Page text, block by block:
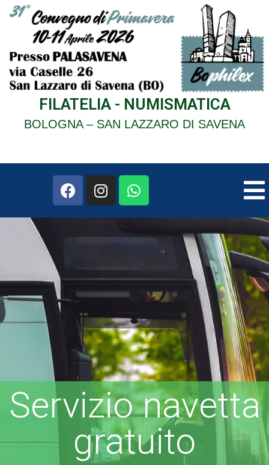
FILATELIA - NUMISMATICA
BOLOGNA – SAN LAZZARO DI SAVENA
Servizio navetta
gratuito